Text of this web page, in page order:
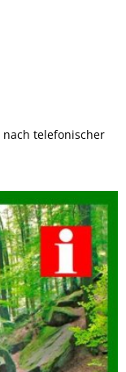
nach telefonischer